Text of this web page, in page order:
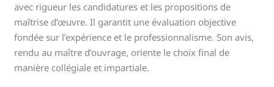
avec rigueur les candidatures et les propositions de
maîtrise d’œuvre. Il garantit une évaluation objective
fondée sur l’expérience et le professionnalisme. Son avis,
rendu au maître d’ouvrage, oriente le choix final de
manière collégiale et impartiale.